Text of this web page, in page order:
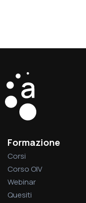
Formazione
Corsi
Corso OIV
Webinar
Quesiti